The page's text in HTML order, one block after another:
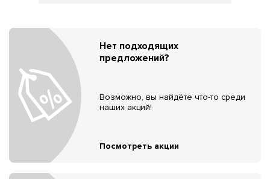
Нет подходящих
предложений?
Возможно, вы найдёте что-то среди
наших акций!
Посмотреть акции